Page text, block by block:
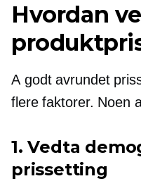
Hvordan
A godt avrundet
flere faktorer. Noen
1. Vedta
prissetting